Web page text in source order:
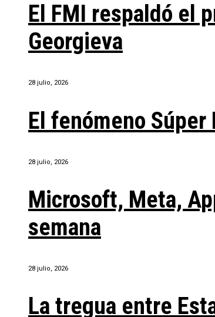
El FMI respaldó el
Georgieva
28 julio, 2026
El fenómeno
28 julio, 2026
Microsoft, Meta,
semana
28 julio, 2026
La tregua entre